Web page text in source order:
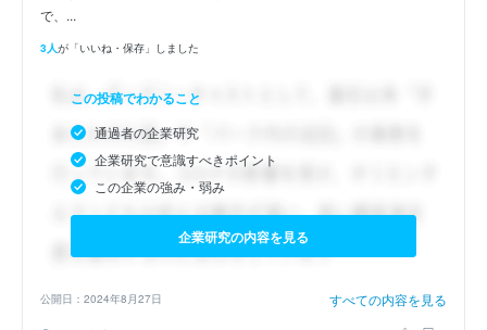
で、...
3人が「いいね・保存」しました
この投稿でわかること
通過者の企業研究
企業研究で意識すべきポイント
この企業の強み・弱み
企業研究の内容を見る
公開日：2024年8月27日 すべての内容を見る